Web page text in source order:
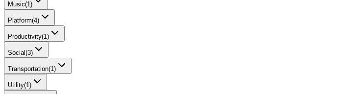
Music(1)
Platform(4)
Productivity(1)
Social(3)
Transportation(1)
Utility(1)